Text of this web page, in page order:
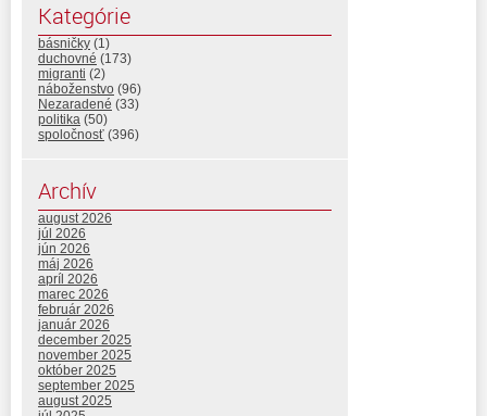
Kategórie
básničky (1)
duchovné (173)
migranti (2)
náboženstvo (96)
Nezaradené (33)
politika (50)
spoločnosť (396)
Archív
august 2026
júl 2026
jún 2026
máj 2026
apríl 2026
marec 2026
február 2026
január 2026
december 2025
november 2025
október 2025
september 2025
august 2025